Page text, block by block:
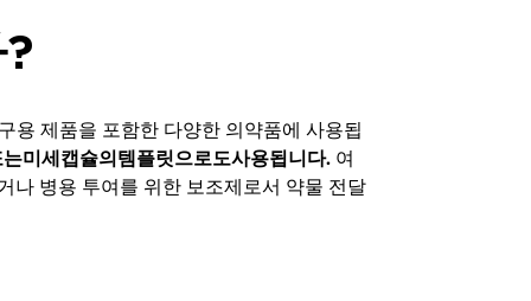
용 제품을 포함한 다양한 의약품에 사용됩
미세캡슐의템플릿으로도사용됩니다. 여
나 병용 투여를 위한 보조제로서 약물 전달